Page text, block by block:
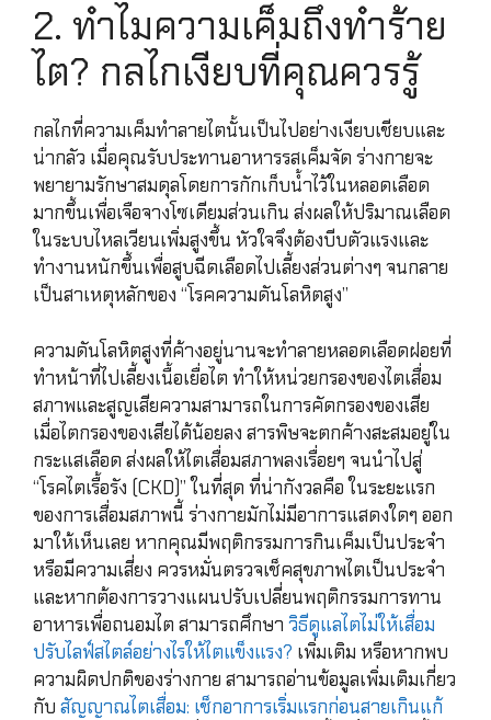
2. ทำไมความเค็มถึงทำร้าย
ไต? กลไกเงียบที่คุณควรรู้
กลไกที่ความเค็มทำลายไตนั้นเป็นไปอย่างเงียบเชียบและ
น่ากลัว เมื่อคุณรับประทานอาหารรสเค็มจัด ร่างกายจะ
พยายามรักษาสมดุลโดยการกักเก็บน้ำไว้ในหลอดเลือด
มากขึ้นเพื่อเจือจางโซเดียมส่วนเกิน ส่งผลให้ปริมาณเลือด
ในระบบไหลเวียนเพิ่มสูงขึ้น หัวใจจึงต้องบีบตัวแรงและ
ทำงานหนักขึ้นเพื่อสูบฉีดเลือดไปเลี้ยงส่วนต่างๆ จนกลาย
เป็นสาเหตุหลักของ “โรคความดันโลหิตสูง”
ความดันโลหิตสูงที่ค้างอยู่นานจะทำลายหลอดเลือดฝอยที่
ทำหน้าที่ไปเลี้ยงเนื้อเยื่อไต ทำให้หน่วยกรองของไตเสื่อม
สภาพและสูญเสียความสามารถในการคัดกรองของเสีย
เมื่อไตกรองของเสียได้น้อยลง สารพิษจะตกค้างสะสมอยู่ใน
กระแสเลือด ส่งผลให้ไตเสื่อมสภาพลงเรื่อยๆ จนนำไปสู่
“โรคไตเรื้อรัง (CKD)” ในที่สุด ที่น่ากังวลคือ ในระยะแรก
ของการเสื่อมสภาพนี้ ร่างกายมักไม่มีอาการแสดงใดๆ ออก
มาให้เห็นเลย หากคุณมีพฤติกรรมการกินเค็มเป็นประจำ
หรือมีความเสี่ยง ควรหมั่นตรวจเช็คสุขภาพไตเป็นประจำ
และหากต้องการวางแผนปรับเปลี่ยนพฤติกรรมการทาน
อาหารเพื่อถนอมไต สามารถศึกษา วิธีดูแลไตไม่ให้เสื่อม
ปรับไลฟ์สไตล์อย่างไรให้ไตแข็งแรง? เพิ่มเติม หรือหากพบ
ความผิดปกติของร่างกาย สามารถอ่านข้อมูลเพิ่มเติมเกี่ยว
กับ สัญญาณไตเสื่อม: เช็กอาการเริ่มแรกก่อนสายเกินแก้